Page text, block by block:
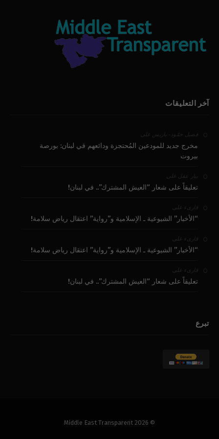
آخر التعليقات
فضيل حمّود - باريس على
مخرج جديد للمودعين المُحتجزة ودائعهم في لبنان: بورصة
بيروت
بيار عقل على
تعليقاً على شعار “العيش المشترك”.. في لبنان!
قارىء على
“الأخبار” الشيوعية ـ الإسلامية و”رواية” اعتقال رياض سلامة!
قارىء على
“الأخبار” الشيوعية ـ الإسلامية و”رواية” اعتقال رياض سلامة!
قارىء على
تعليقاً على شعار “العيش المشترك”.. في لبنان!
تبرع
© 2026 Middle East Transparent